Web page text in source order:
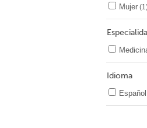
Mujer
Idioma
Español